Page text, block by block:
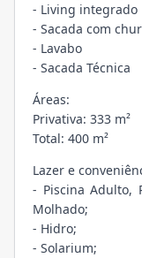
- Living integrado
- Sacada com
- Lavabo
- Sacada Técnica
Áreas:
Privativa: 333 m²
Total: 400 m²
Lazer e
- Piscina Adulto,
Molhado;
- Hidro;
- Solarium;